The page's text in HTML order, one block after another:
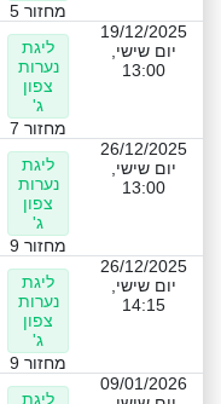
מחזור 5
19/12/2025
יום שישי,
13:00
ליגת
נערות
צפון
ג'
מחזור 7
26/12/2025
יום שישי,
13:00
ליגת
נערות
צפון
ג'
מחזור 9
26/12/2025
יום שישי,
14:15
ליגת
נערות
צפון
ג'
מחזור 9
09/01/2026
ליגת